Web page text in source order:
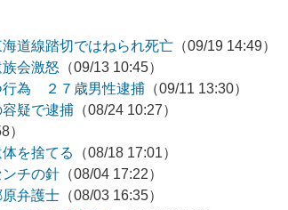
道線踏切ではねられ死亡 （09/19 14:49）
会激怒 （09/13 10:45）
行為 ２７歳男性逮捕 （09/11 13:30）
疑で逮捕 （08/24 10:27）
）
を捨てる
（08/18 17:01）
チの針 （08/04 17:22）
弁護士 （08/03 16:35）